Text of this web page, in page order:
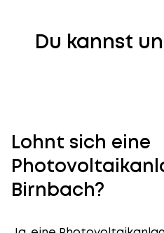
Du kannst
Lohnt sich eine
Birnbach?